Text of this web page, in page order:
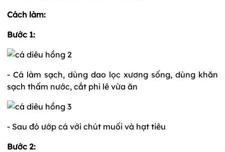
Cách làm:
Bước 1:
- Cá làm sạch, dùng dao lọc xương sống, dùng khăn
sạch thấm nước, cắt phi lê vừa ăn
- Sau đó ướp cá với chút muối và hạt tiêu
Bước 2: